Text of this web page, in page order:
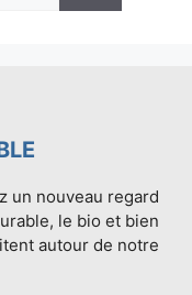
un nouveau regard
le bio et bien
autour de notre